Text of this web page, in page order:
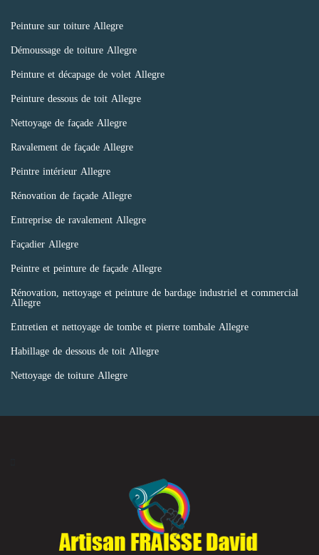
Peinture sur toiture Allegre
Démoussage de toiture Allegre
Peinture et décapage de volet Allegre
Peinture dessous de toit Allegre
Nettoyage de façade Allegre
Ravalement de façade Allegre
Peintre intérieur Allegre
Rénovation de façade Allegre
Entreprise de ravalement Allegre
Façadier Allegre
Peintre et peinture de façade Allegre
Rénovation, nettoyage et peinture de bardage industriel et commercial
Allegre
Entretien et nettoyage de tombe et pierre tombale Allegre
Habillage de dessous de toit Allegre
Nettoyage de toiture Allegre